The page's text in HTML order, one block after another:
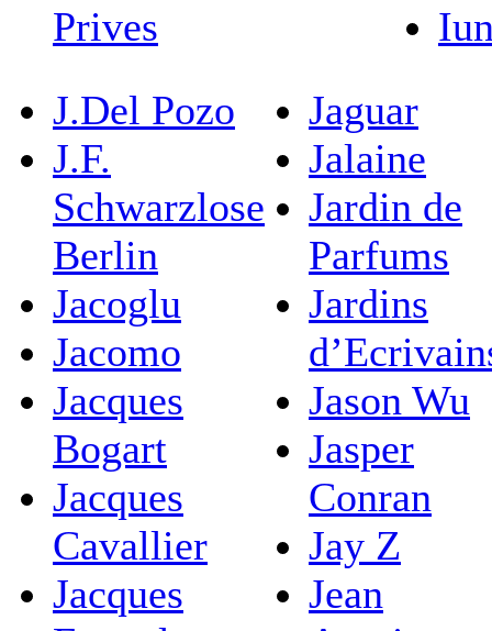
Prives
J.Del Pozo
J.F.
Schwarzlose
Berlin
Jacoglu
Jacomo
Jacques
Bogart
Jacques
Cavallier
Jacques
Jaguar
Jalaine
Jardin de
Parfums
Jardins
Jason Wu
Jasper
Conran
Jay Z
Jean